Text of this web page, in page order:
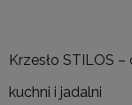
Krzesło STILOS
kuchni i jadalni